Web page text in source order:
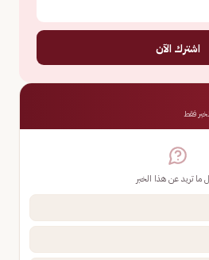
اشترك الآن
فقط
ما تريد عن هذا الخبر